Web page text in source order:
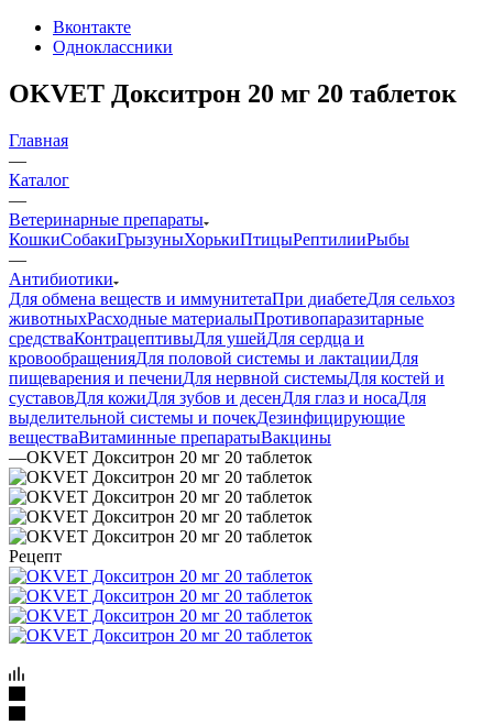
Вконтакте
Одноклассники
OKVET Докситрон 20 мг 20 таблеток
Главная
—
Каталог
—
Ветеринарные препараты
КошкиСобакиГрызуныХорькиПтицыРептилииРыбы
—
Антибиотики
Для обмена веществ и иммунитетаПри диабетеДля сельхоз
животныхРасходные материалыПротивопаразитарные
средстваКонтрацептивыДля ушейДля сердца и
кровообращенияДля половой системы и лактацииДля
пищеварения и печениДля нервной системыДля костей и
суставовДля кожиДля зубов и десенДля глаз и носаДля
выделительной системы и почекДезинфицирующие
веществаВитаминные препаратыВакцины
—OKVET Докситрон 20 мг 20 таблеток
Рецепт